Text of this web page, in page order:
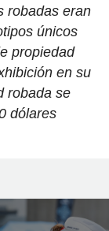
robadas eran
únicos
propiedad
en su
robada se
dólares